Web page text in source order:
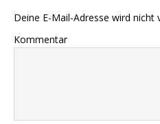
Deine E-Mail-Adresse wird nicht
Kommentar